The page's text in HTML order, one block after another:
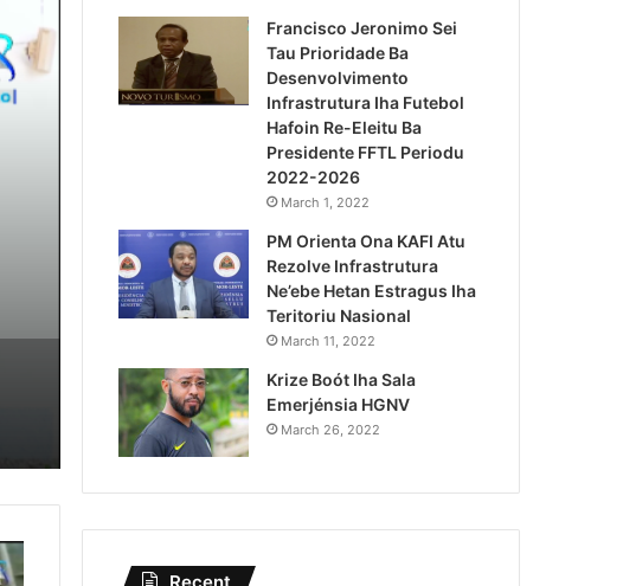
Kazu Transferénsia
Singapura, Advogadu
Francisco Jeronimo Sei
Tau Prioridade Ba
Desenvolvimento
Infrastrutura Iha Futebol
Hafoin Re-Eleitu Ba
Presidente FFTL Periodu
2022-2026
March 1, 2022
PM Orienta Ona KAFI Atu
Rezolve Infrastrutura
Ne’ebe Hetan Estragus Iha
Teritoriu Nasional
March 11, 2022
Krize Boót Iha Sala
Emerjénsia HGNV
March 26, 2022